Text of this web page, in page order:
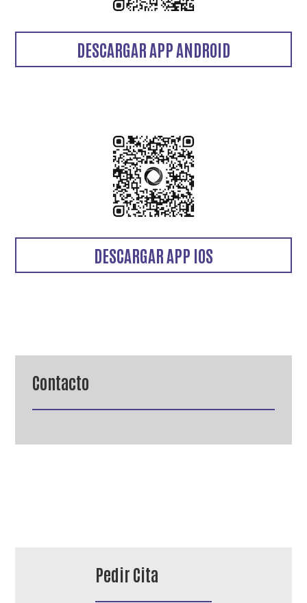
DESCARGAR APP ANDROID
DESCARGAR APP IOS
Contacto
Pedir Cita